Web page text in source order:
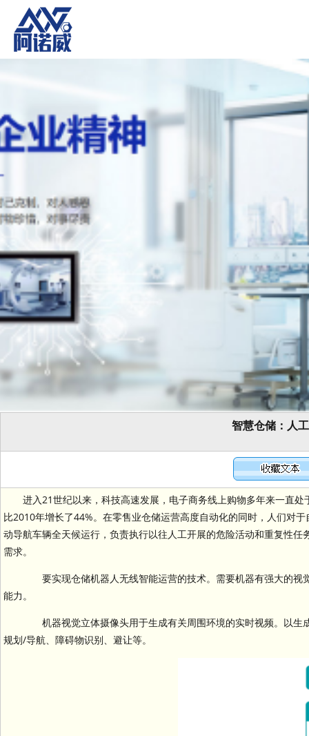
智慧仓储：人
进入21世纪以来，科技高速发展，电子商务线上购物多年来一直
比2010年增长了44%。在零售业仓储运营高度自动化的同时，人们对
动导航车辆全天候运行，负责执行以往人工开展的危险活动和重复性
需求。
要实现仓储机器人无线智能运营的技术。需要机器有强大的视
能力。
机器视觉立体摄像头用于生成有关周围环境的实时视频。以生
规划/导航、障碍物识别、避让等。